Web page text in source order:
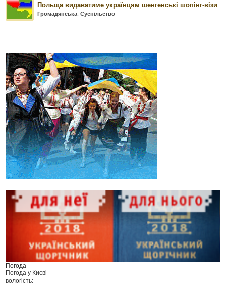
Польща видаватиме українцям шенгенські шопінг-візи
Громадянська,Суспільство
Погода
Погода у Києві
вологість: